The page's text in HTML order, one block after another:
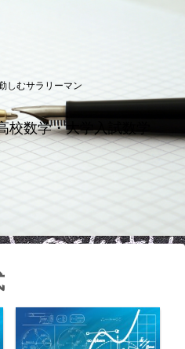
しむサラリーマン
数学・大学入試数学